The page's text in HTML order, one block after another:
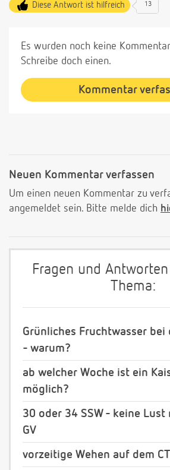
Diese Antwort ist hilfreich 13
Es wurden noch keine
Schreibe doch einen.
Kommentar
Neuen Kommentar verfassen
Um einen neuen Kommentar zu
angemeldet sein. Bitte melde dich
Fragen und
Thema:
Grünliches Fruchtwasser bei
- warum?
ab welcher Woche ist ein
möglich?
30 oder 34 SSW - keine Lust
GV
vorzeitige Wehen auf dem